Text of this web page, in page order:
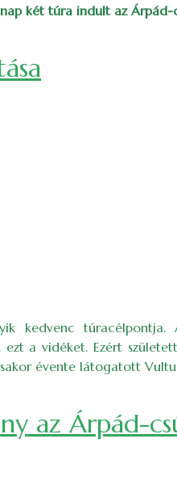
két túra indult az Árpád-
kedvenc
a vidéket. Ezért
évente látogatott
az Árpád-